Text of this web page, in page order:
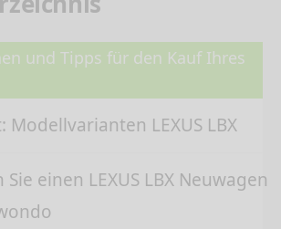
und Tipps für den Kauf Ihres
Modellvarianten LEXUS LBX
Sie einen LEXUS LBX Neuwagen